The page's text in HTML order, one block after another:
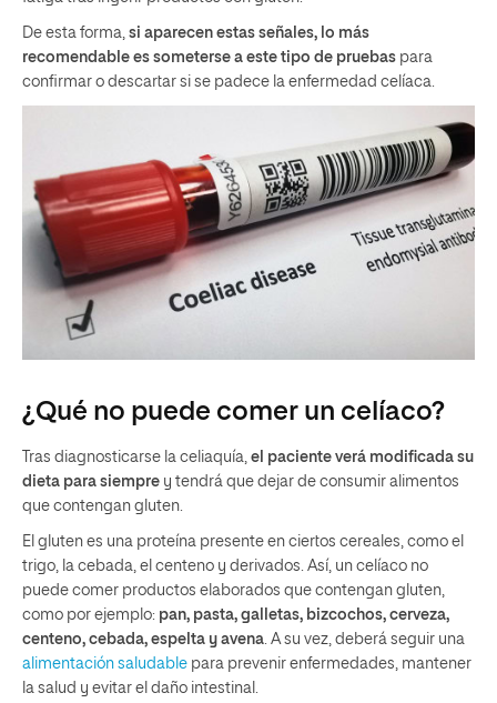
De esta forma, si aparecen estas señales, lo más
recomendable es someterse a este tipo de pruebas para
confirmar o descartar si se padece la enfermedad celíaca.
¿Qué no puede comer un celíaco?
Tras diagnosticarse la celiaquía, el paciente verá modificada su
dieta para siempre y tendrá que dejar de consumir alimentos
que contengan gluten.
El gluten es una proteína presente en ciertos cereales, como el
trigo, la cebada, el centeno y derivados. Así, un celíaco no
puede comer productos elaborados que contengan gluten,
como por ejemplo: pan, pasta, galletas, bizcochos, cerveza,
centeno, cebada, espelta y avena. A su vez, deberá seguir una
alimentación saludable para prevenir enfermedades, mantener
la salud y evitar el daño intestinal.